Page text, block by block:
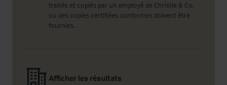
traités et copiés par un employé de Christie & Co,
ou des copies certifiées conformes doivent être
fournies.
Afficher les résultats